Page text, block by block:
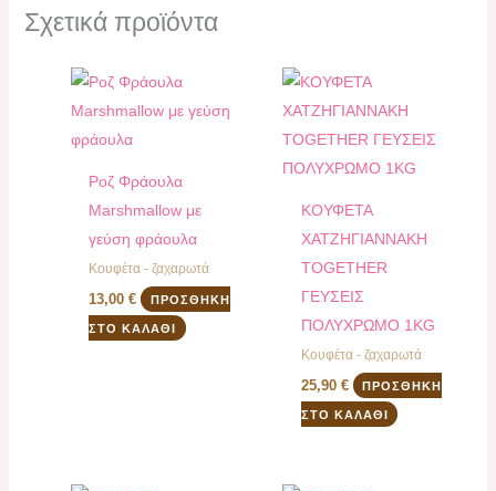
Σχετικά προϊόντα
Ροζ Φράουλα
Marshmallow με
γεύση φράουλα
Κουφέτα - ζαχαρωτά
13,00€ ΠΡΟΣΘΉΚΗ
ΣΤΟ ΚΑΛΆΘΙ
ΚΟΥΦΕΤΑ
ΧΑΤΖΗΓΙΑΝΝΑΚΗ
TOGETHER
ΓΕΥΣΕΙΣ
ΠΟΛΥΧΡΩΜΟ 1KG
Κουφέτα - ζαχαρωτά
25,90 € ΠΡΟΣΘΉΚΗ
ΣΤΟ ΚΑΛΆΘΙ